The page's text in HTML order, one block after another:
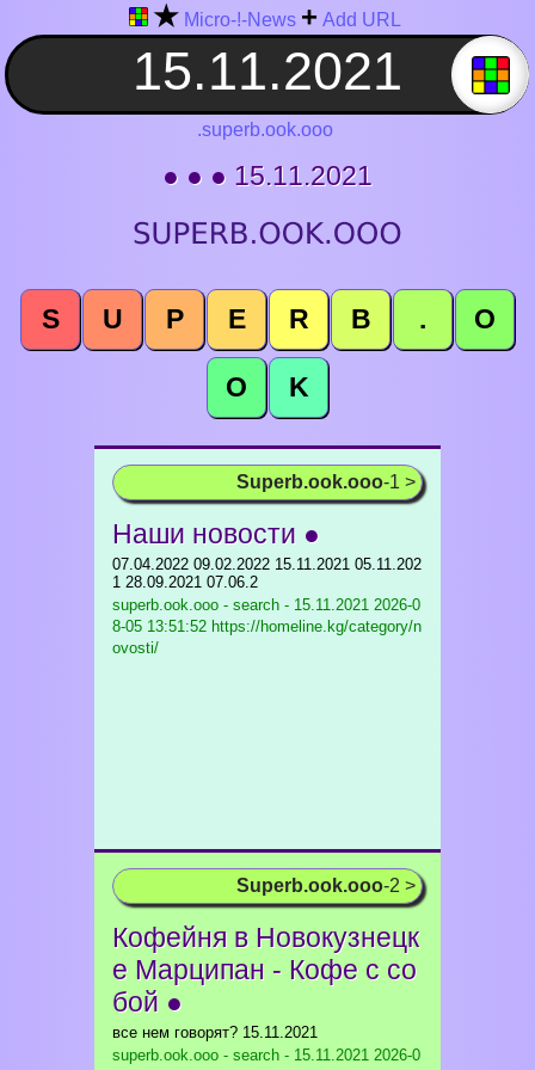
★ Micro-!-News + Add URL
.superb.ook.ooo
● ● ● 15.11.2021
S U P E R B . O
O K
Superb.ook.ooo-1 >
Наши новости ●
07.04.2022 09.02.2022 15.11.2021 05.11.202
1 28.09.2021 07.06.2
superb.ook.ooo - search - 15.11.2021 2026-0
8-05 13:51:52 https://homeline.kg/category/n
ovosti/
Superb.ook.ooo-2 >
Кофейня в Новокузнецк
е Марципан - Кофе с со
бой ●
все нем говорят? 15.11.2021
superb.ook.ooo - search - 15.11.2021 2026-0